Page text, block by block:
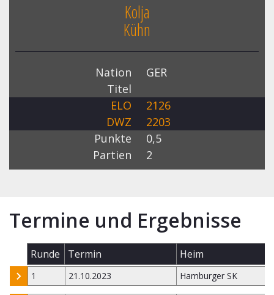
Kolja
Kühn
Nation
GER
Titel
ELO
2126
DWZ
2203
Punkte
0,5
Partien
2
Termine und Ergebnisse
Runde Termin Heim
1 21.10.2023 Hamburger SK